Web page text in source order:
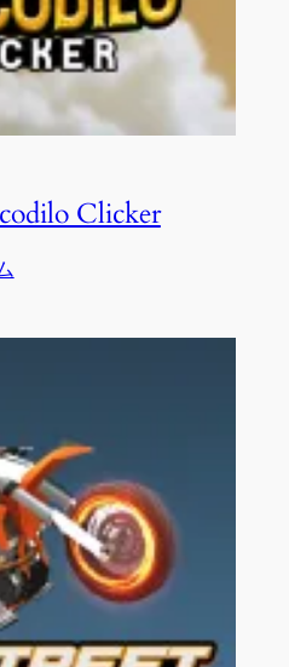
Clicker